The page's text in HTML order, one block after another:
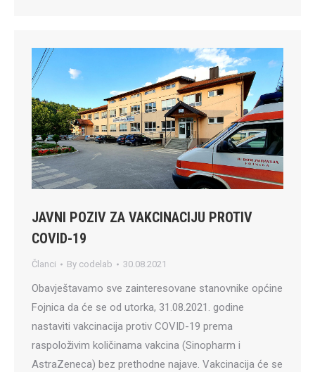
JAVNI POZIV ZA VAKCINACIJU PROTIV
COVID-19
Članci By codelab 30.08.2021
Obavještavamo sve zainteresovane stanovnike općine
Fojnica da će se od utorka, 31.08.2021. godine
nastaviti vakcinacija protiv COVID-19 prema
raspoloživim količinama vakcina (Sinopharm i
AstraZeneca) bez prethodne najave. Vakcinacija će se